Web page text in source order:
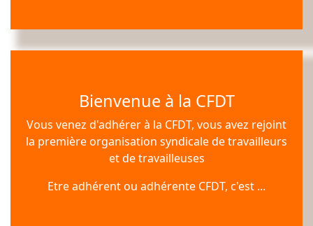
Bienvenue à la CFDT
Vous venez d'adhérer à la CFDT, vous avez rejoint
la première organisation syndicale de travailleurs
et de travailleuses
Etre adhérent ou adhérente CFDT, c'est ...
Téléchargez le livret d'accueil